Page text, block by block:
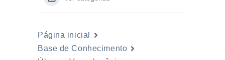
Página inicial
Base de Conhecimento